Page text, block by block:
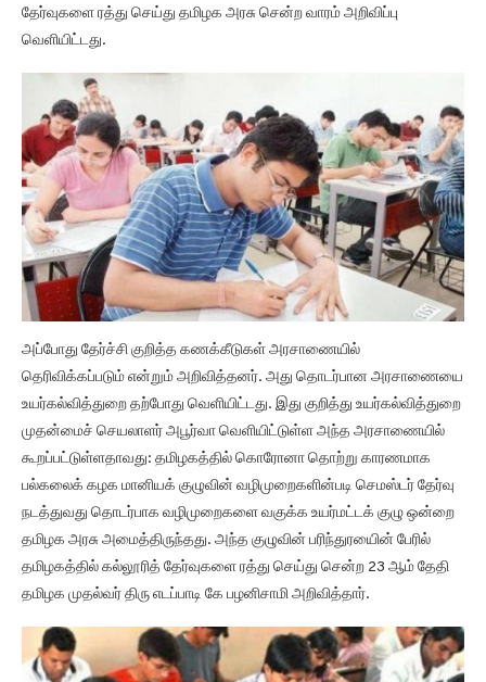
தேர்வுகளை ரத்து செய்து தமிழக அரசு சென்ற வாரம் அறிவிப்பு
வெளியிட்டது.
அப்போது தேர்ச்சி குறித்த கணக்கீடுகள் அரசாணையில்
தெரிவிக்கப்படும் என்றும் அறிவித்தனர். அது தொடர்பான அரசாணையை
உயர்கல்வித்துறை தற்போது வெளியிட்டது. இது குறித்து உயர்கல்வித்துறை
முதன்மைச் செயலாளர் அபூர்வா வெளியிட்டுள்ள அந்த அரசாணையில்
கூறப்பட்டுள்ளதாவது: தமிழகத்தில் கொரோனா தொற்று காரணமாக
பல்கலைக் கழக மானியக் குழுவின் வழிமுறைகளின்படி செமஸ்டர் தேர்வு
நடத்துவது தொடர்பாக வழிமுறைகளை வகுக்க உயர்மட்டக் குழு ஒன்றை
தமிழக அரசு அமைத்திருந்தது. அந்த குழுவின் பரிந்துரயைின் பேரில்
தமிழகத்தில் கல்லூரித் தேர்வுகளை ரத்து செய்து சென்ற 23 ஆம் தேதி
தமிழக முதல்வர் திரு எடப்பாடி கே பழனிசாமி அறிவித்தார்.